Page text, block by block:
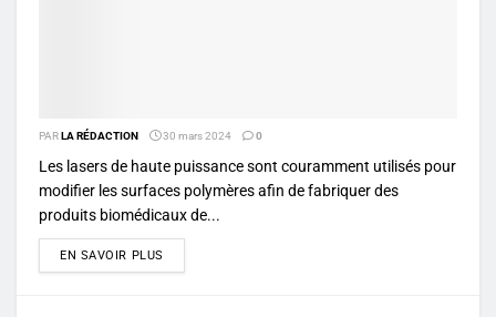
PARLA RÉDACTION 30 mars 2024 0
Les lasers de haute puissance sont couramment utilisés pour
modifier les surfaces polymères afin de fabriquer des
produits biomédicaux de...
EN SAVOIR PLUS